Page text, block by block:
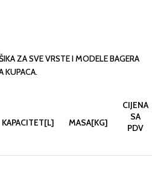
ZA SVE VRSTE I MODELE BAGERA
KUPACA.
KAPACITET[L] MASA[KG]
CIJENA
SA
PDV